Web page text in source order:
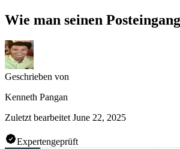
Wie man seinen
Geschrieben von
Kenneth Pangan
Zuletzt bearbeitet June 22, 2025
Expertengeprüft